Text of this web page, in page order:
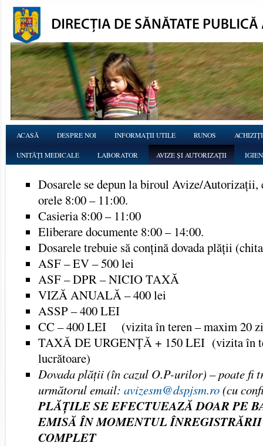
ACASĂ DESPRE NOI INFORMAŢII UTILE RUNOS
UNITĂŢI MEDICALE LABORATOR AVIZE ȘI AUTORIZAȚII
Dosarele se depun la biroul Avize/
orele 8:00 – 11:00.
Casieria 8:00 – 11:00
Eliberare documente 8:00 – 14:00.
Dosarele trebuie să conțină dovada plății
ASF – EV – 500 lei
ASF – DPR – NICIO TAXĂ
VIZĂ ANUALĂ – 400 lei
ASSP – 400 LEI
CC – 400 LEI (vizita în teren – maxim 20
TAXĂ DE URGENȚĂ + 150 LEI (vizita în
lucrătoare)
Dovada plății (în cazul O.P-urilor) – poate fi
următorul email: avizesm@dspjsm.ro(cu
PLĂȚILE SE EFECTUEAZĂ DOAR PE
EMISĂ ÎN MOMENTUL
COMPLET